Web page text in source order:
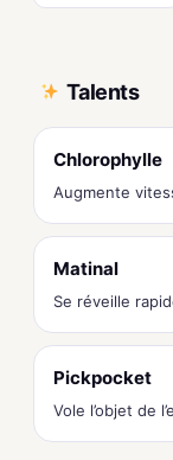
Talents
Chlorophylle
Augmente
Matinal
Se réveille
Pickpocket
Vole l’objet de